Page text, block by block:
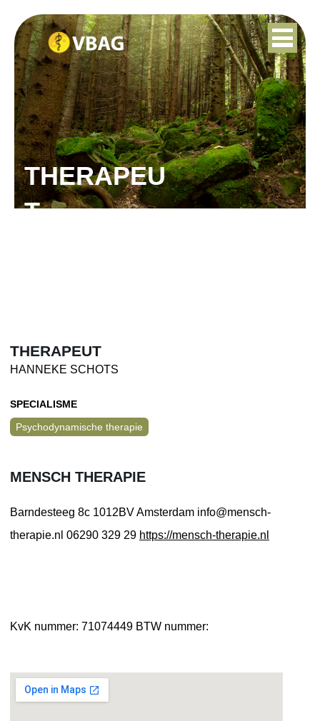
THERAPEU
T
THERAPEUT
HANNEKE SCHOTS
SPECIALISME
Psychodynamische therapie
MENSCH THERAPIE
Barndesteeg 8c 1012BV Amsterdam info@mensch-
therapie.nl 06290 329 29 https://mensch-therapie.nl
KvK nummer: 71074449 BTW nummer: